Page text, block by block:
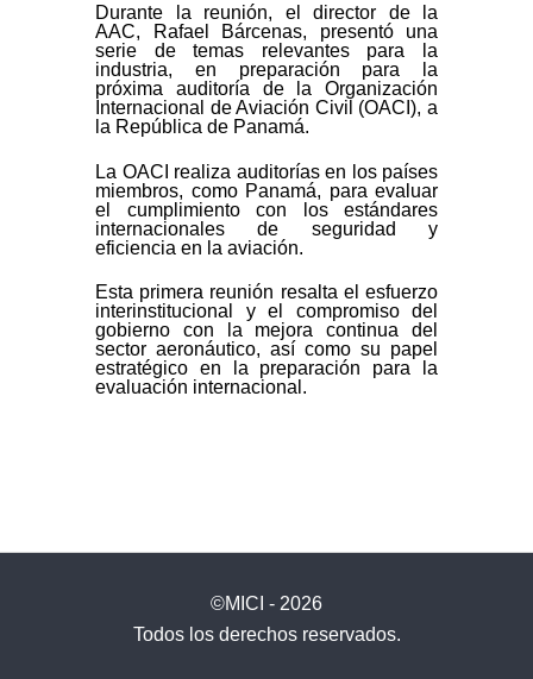
Durante la reunión, el director de la
AAC, Rafael Bárcenas, presentó una
serie de temas relevantes para la
industria, en preparación para la
próxima auditoría de la Organización
Internacional de Aviación Civil (OACI), a
la República de Panamá.
La OACI realiza auditorías en los países
miembros, como Panamá, para evaluar
el cumplimiento con los estándares
internacionales de seguridad y
eficiencia en la aviación.
Esta primera reunión resalta el esfuerzo
interinstitucional y el compromiso del
gobierno con la mejora continua del
sector aeronáutico, así como su papel
estratégico en la preparación para la
evaluación internacional.
©MICI - 2026
Todos los derechos reservados.